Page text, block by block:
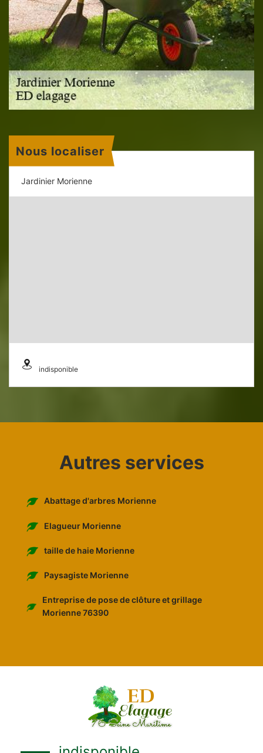
Nous localiser
Jardinier Morienne
indisponible
Autres services
Abattage d'arbres Morienne
Elagueur Morienne
taille de haie Morienne
Paysagiste Morienne
Entreprise de pose de clôture et grillage
Morienne 76390